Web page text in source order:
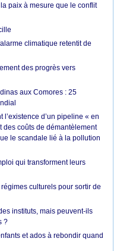
paix à mesure que le conflit
climatique retentit de
des progrès vers
aux Comores : 25
d’un pipeline « en
des coûts de démantèlement
le scandale lié à la pollution
qui transforment leurs
culturels pour sortir de
instituts, mais peuvent-ils
?
et ados à rebondir quand